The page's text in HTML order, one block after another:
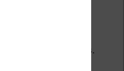
une plus grande
plus fin du
l’écran est
lecture de mangas.